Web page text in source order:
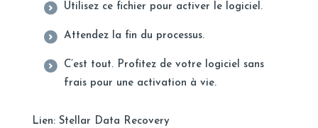
Utilisez ce fichier pour activer le logiciel.
Attendez la fin du processus.
C’est tout. Profitez de votre logiciel sans
frais pour une activation à vie.
Lien: Stellar Data Recovery